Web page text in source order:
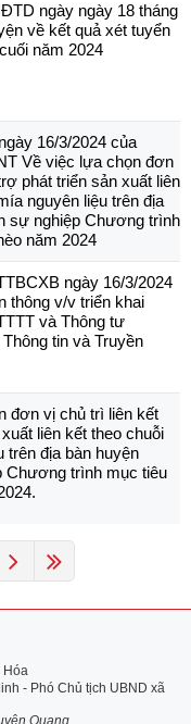
ngày ngày 18 tháng
về kết quả xét tuyển
năm 2024
16/3/2024 của
Về việc lựa chọn đơn
phát triển sản xuất liên
nguyên liệu trên địa
sự nghiệp Chương trình
năm 2024
ngày 16/3/2024
thông v/v triển khai
và Thông tư
tin và Truyền
đơn vị chủ trì liên kết
liên kết theo chuỗi
trên địa bàn huyện
Chương trình mục tiêu
Hóa
- Phó Chủ tịch UBND xã
Quang